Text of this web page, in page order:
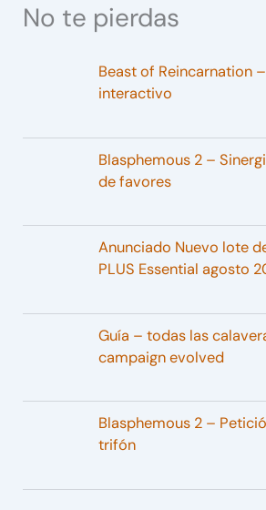
No te pierdas
Beast of Reincarnation
interactivo
Blasphemous 2 –
de favores
Anunciado Nuevo lote
PLUS Essential agosto
Guía – todas las
campaign evolved
Blasphemous 2 –
trifón